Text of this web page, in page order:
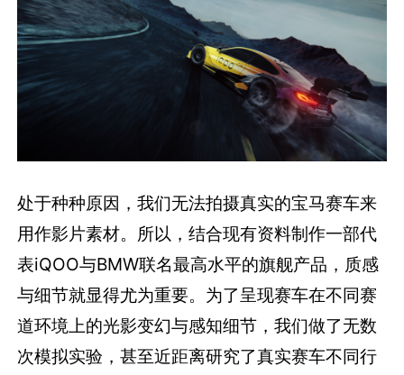
处于种种原因，我们无法拍摄真实的宝马赛车来
用作影片素材。所以，结合现有资料制作一部代
表iQOO与BMW联名最高水平的旗舰产品，质感
与细节就显得尤为重要。为了呈现赛车在不同赛
道环境上的光影变幻与感知细节，我们做了无数
次模拟实验，甚至近距离研究了真实赛车不同行